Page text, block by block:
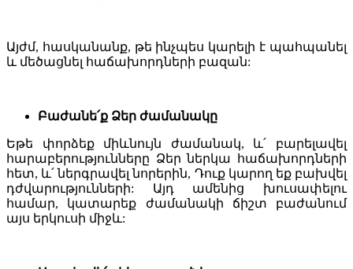
Այժմ, հասկանանք, թե ինչպես կարելի է պահպանել
և մեծացնել հաճախորդների բազան:
Բաժանե՛ք Ձեր ժամանակը
Եթե փորձեք միևնույն ժամանակ, և՛ բարելավել
հարաբերությունները Ձեր ներկա հաճախորդների
հետ, և՛ ներգրավել նորերին, Դուք կարող եք բախվել
դժվարությունների: Այդ ամենից խուսափելու
համար, կատարեք ժամանակի ճիշտ բաժանում
այս երկուսի միջև: